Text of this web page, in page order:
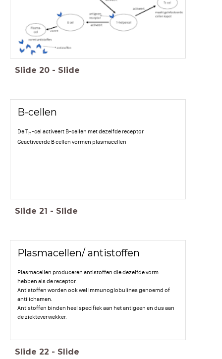
Slide 20 - Slide
B-cellen
De Th-cel activeert B-cellen met dezelfde receptor
Geactiveerde B cellen vormen plasmacellen
Slide 21 - Slide
Plasmacellen/ antistoffen
Plasmacellen produceren antistoffen die dezelfde vorm
hebben als de receptor.
Antistoffen worden ook wel immunoglobulines genoemd of
antilichamen.
Antistoffen binden heel specifiek aan het antigeen en dus aan
de ziekteverwekker.
dood en/ of maken deze makkelijk herkenbaar voor fagocyten.
Slide 22 - Slide